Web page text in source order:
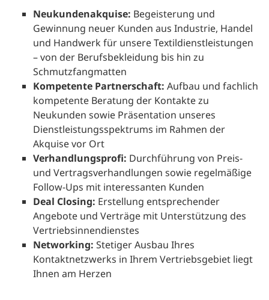
Neukundenakquise: Begeisterung und
Gewinnung neuer Kunden aus Industrie, Handel
und Handwerk für unsere Textildienstleistungen
– von der Berufsbekleidung bis hin zu
Schmutzfangmatten
Kompetente Partnerschaft: Aufbau und fachlich
kompetente Beratung der Kontakte zu
Neukunden sowie Präsentation unseres
Dienstleistungsspektrums im Rahmen der
Akquise vor Ort
Verhandlungsprofi: Durchführung von Preis-
und Vertragsverhandlungen sowie regelmäßige
Follow-Ups mit interessanten Kunden
Deal Closing: Erstellung entsprechender
Angebote und Verträge mit Unterstützung des
Vertriebsinnendienstes
Networking: Stetiger Ausbau Ihres
Kontaktnetzwerks in Ihrem Vertriebsgebiet liegt
Ihnen am Herzen